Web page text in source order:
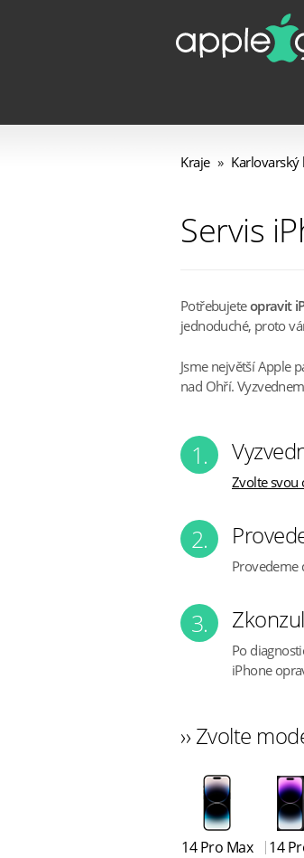
Kraje » Karlovarský
Servis
Potřebujeteopravit
jednoduché, proto
Jsme největší Apple
nad Ohří.
1.
Zvolte svou
2.
Provedeme
3.
Po
iPhone
›› Zvolte
14 Pro Max 14